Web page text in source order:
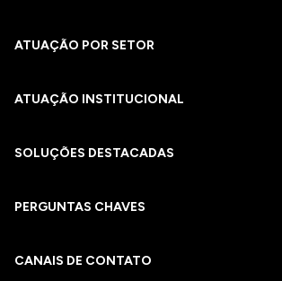
ATUAÇÃO POR SETOR
ATUAÇÃO INSTITUCIONAL
SOLUÇÕES DESTACADAS
PERGUNTAS CHAVES​
CANAIS DE CONTATO